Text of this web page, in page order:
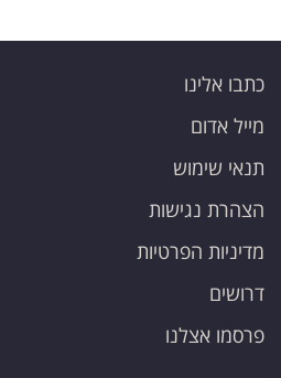
כתבו אלינו
מייל אדום
תנאי שימוש
הצהרת נגישות
מדיניות הפרטיות
דרושים
פרסמו אצלנו